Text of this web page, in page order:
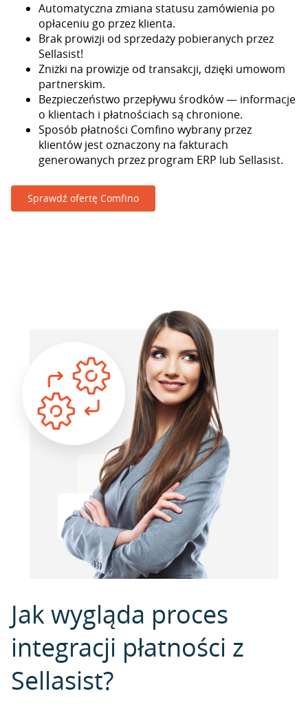
Automatyczna zmiana statusu zamówienia po
opłaceniu go przez klienta.
Brak prowizji od sprzedaży pobieranych przez
Sellasist!
Zniżki na prowizje od transakcji, dzięki umowom
partnerskim.
Bezpieczeństwo przepływu środków — informacje
o klientach i płatnościach są chronione.
Sposób płatności Comfino wybrany przez
klientów jest oznaczony na fakturach
generowanych przez program ERP lub Sellasist.
Sprawdź ofertę Comfino
Jak wygląda proces
integracji płatności z
Sellasist?